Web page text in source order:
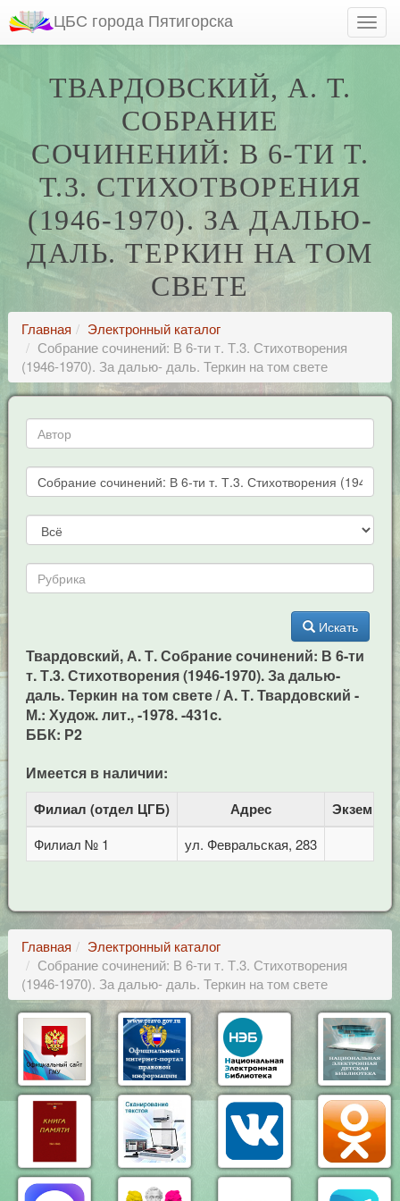
ЦБС города Пятигорска
ТВАРДОВСКИЙ, А. Т.
СОБРАНИЕ
СОЧИНЕНИЙ: В 6-ТИ Т.
Т.3. СТИХОТВОРЕНИЯ
(1946-1970). ЗА ДАЛЬЮ-
ДАЛЬ. ТЕРКИН НА ТОМ
СВЕТЕ
Главная
Электронный каталог
Собрание сочинений: В 6-ти т. Т.3. Стихотворения
(1946-1970). За далью- даль. Теркин на том свете
Искать
Твардовский, А. Т. Собрание сочинений: В 6-ти
т. Т.3. Стихотворения (1946-1970). За далью-
даль. Теркин на том свете / А. Т. Твардовский -
М.: Худож. лит., -1978. -431c.
ББК: Р2
Имеется в наличии:
Филиал (отдел ЦГБ) Адрес
Филиал № 1 ул. Февральская, 283
Главная
Электронный каталог
Собрание сочинений: В 6-ти т. Т.3. Стихотворения
(1946-1970). За далью- даль. Теркин на том свете